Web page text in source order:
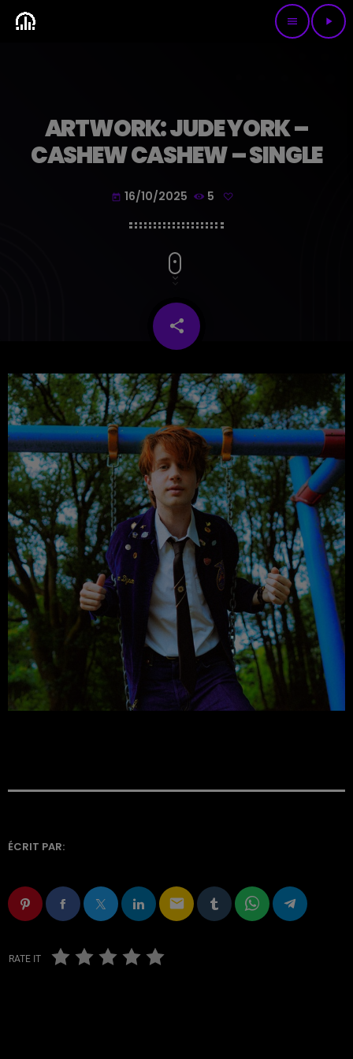
menu play_arrow
ARTWORK: JUDE YORK –
CASHEW CASHEW – SINGLE
today 16/10/2025 5
share
email
ÉCRIT PAR:
email
RATE IT